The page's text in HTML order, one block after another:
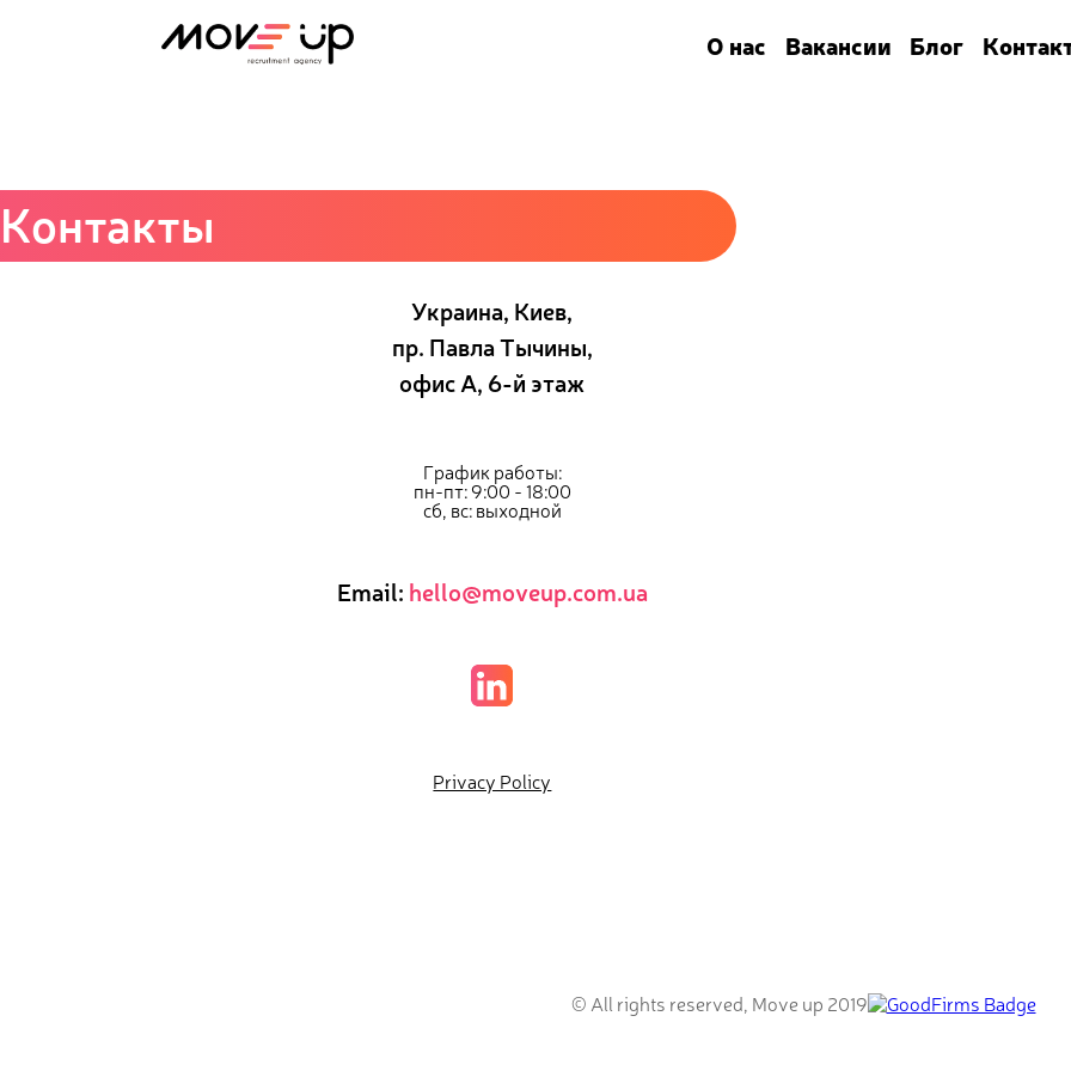
О нас Вакансии Блог
Контакты
Украина, Киев,
пр. Павла Тычины,
офис А, 6-й этаж
График работы:
пн-пт: 9:00 - 18:00
сб, вс: выходной
Email: hello@moveup.com.ua
Privacy Policy
© All rights reserved, Move up 2019